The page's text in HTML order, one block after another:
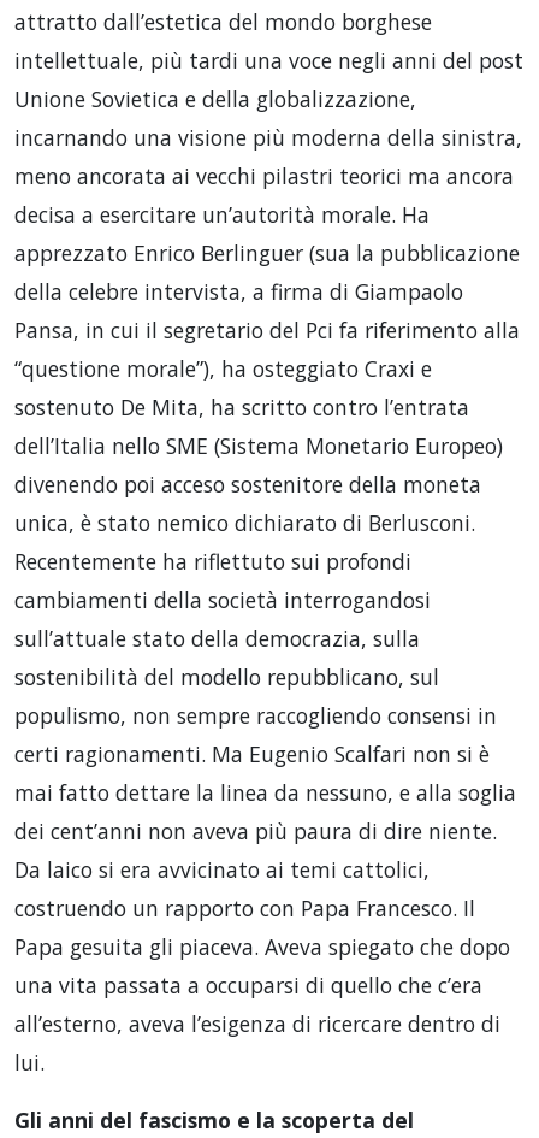
attratto dall’estetica del mondo borghese
intellettuale, più tardi una voce negli anni del post
Unione Sovietica e della globalizzazione,
incarnando una visione più moderna della sinistra,
meno ancorata ai vecchi pilastri teorici ma ancora
decisa a esercitare un’autorità morale. Ha
apprezzato Enrico Berlinguer (sua la pubblicazione
della celebre intervista, a firma di Giampaolo
Pansa, in cui il segretario del Pci fa riferimento alla
“questione morale”), ha osteggiato Craxi e
sostenuto De Mita, ha scritto contro l’entrata
dell’Italia nello SME (Sistema Monetario Europeo)
divenendo poi acceso sostenitore della moneta
unica, è stato nemico dichiarato di Berlusconi.
Recentemente ha riflettuto sui profondi
cambiamenti della società interrogandosi
sull’attuale stato della democrazia, sulla
sostenibilità del modello repubblicano, sul
populismo, non sempre raccogliendo consensi in
certi ragionamenti. Ma Eugenio Scalfari non si è
mai fatto dettare la linea da nessuno, e alla soglia
dei cent’anni non aveva più paura di dire niente.
Da laico si era avvicinato ai temi cattolici,
costruendo un rapporto con Papa Francesco. Il
Papa gesuita gli piaceva. Aveva spiegato che dopo
una vita passata a occuparsi di quello che c’era
all’esterno, aveva l’esigenza di ricercare dentro di
lui.
Gli anni del fascismo e la scoperta del